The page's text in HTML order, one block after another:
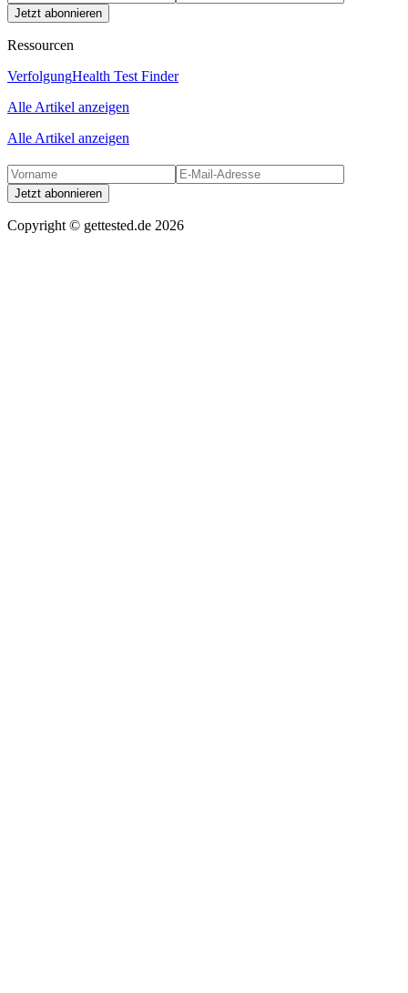
Jetzt abonnieren
Ressourcen
VerfolgungHealth Test Finder
Alle Artikel anzeigen
Alle Artikel anzeigen
Jetzt abonnieren
Copyright © gettested.de 2026